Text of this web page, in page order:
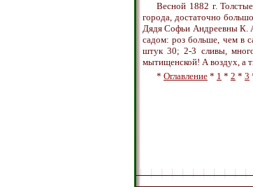
Весной 1882 г.
города, достаточно
Дядя Софьи Андреевны К.
садом: роз больше, чем в
штук 30; 2-3 сливы,
мытищенской! А воздух, а
* Оглавление * 1 * 2 * 3